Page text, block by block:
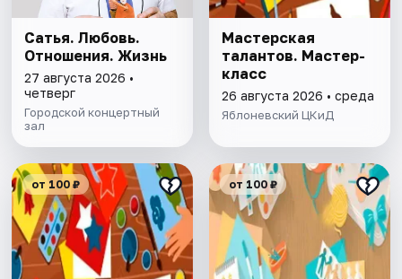
Сатья. Любовь.
Отношения. Жизнь
27 августа 2026 •
четверг
Городской концертный
зал
Мастерская
талантов. Мастер-
класс
26 августа 2026 • среда
Яблоневский ЦКиД
от 100 ₽ от 100 ₽